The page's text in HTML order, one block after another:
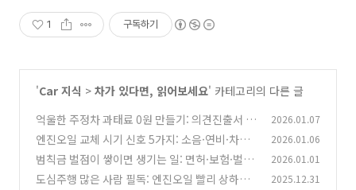
1 구독하기
'Car 지식 > 차가 있다면, 읽어보세요' 카테고리의 다른 글
억울한 주정차 과태료 0원 만들기: 의견진출서 하
나로 끝내는 소명 전략
(1)
2026.01.07
엔진오일 교체 시기 신호 5가지: 소음·연비·차가
묵직할 때 이미 늦었다?
(0)
2026.01.06
범칙금 벌점이 쌓이면 생기는 일: 면허·보험·벌
점 관리 초간단 가이드
(1)
2026.01.01
도심주행 많은 사람 필독: 엔진오일 빨리 상하는
2025.12.31